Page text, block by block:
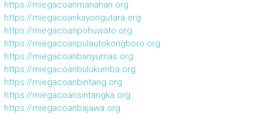
https://miegacoanmanahan.org
https://miegacoankayongutara.org
https://miegacoanpohuwato.org
https://miegacoanpulautokongboro.org
https://miegacoanbanyumas.org
https://miegacoanbulukumba.org
https://miegacoanbintang.org
https://miegacoansintangka.org
https://miegacoanbajawa.org